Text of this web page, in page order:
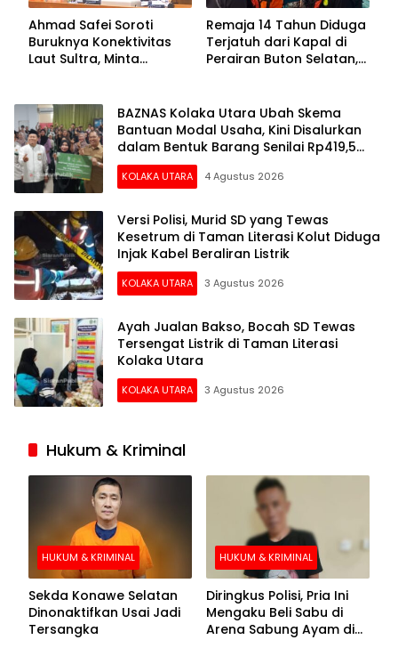
Ahmad Safei Soroti
Buruknya Konektivitas
Laut Sultra, Minta
Remaja 14 Tahun Diduga
Terjatuh dari Kapal di
Perairan Buton Selatan,
BAZNAS Kolaka Utara Ubah Skema
Bantuan Modal Usaha, Kini Disalurkan
dalam Bentuk Barang Senilai Rp419,5
Juta
KOLAKA UTARA 4 Agustus 2026
Versi Polisi, Murid SD yang Tewas
Kesetrum di Taman Literasi Kolut Diduga
Injak Kabel Beraliran Listrik
KOLAKA UTARA 3 Agustus 2026
Ayah Jualan Bakso, Bocah SD Tewas
Tersengat Listrik di Taman Literasi
Kolaka Utara
KOLAKA UTARA 3 Agustus 2026
Hukum & Kriminal
HUKUM & KRIMINAL
Sekda Konawe Selatan
Dinonaktifkan Usai Jadi
Tersangka
HUKUM & KRIMINAL
Diringkus Polisi, Pria Ini
Mengaku Beli Sabu di
Arena Sabung Ayam di